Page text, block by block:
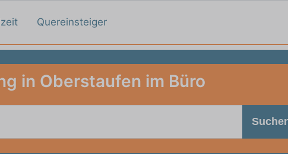
Quereinsteiger
in Oberstaufen im Büro